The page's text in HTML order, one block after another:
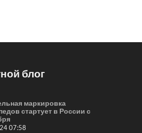
блог
маркировка
стартует в России с
07:58